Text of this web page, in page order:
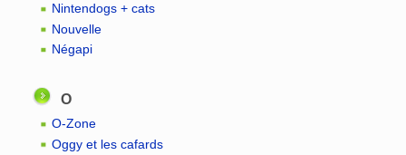
Nintendogs + cats
Nouvelle
Négapi
O
O-Zone
Oggy et les cafards